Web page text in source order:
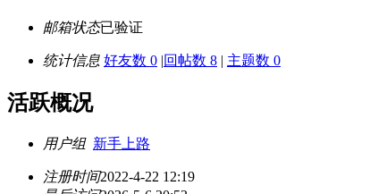
邮箱状态已验证
统计信息 好友数 0 |回帖数 8 | 主题数 0
活跃概况
用户组 新手上路
注册时间2022-4-22 12:19